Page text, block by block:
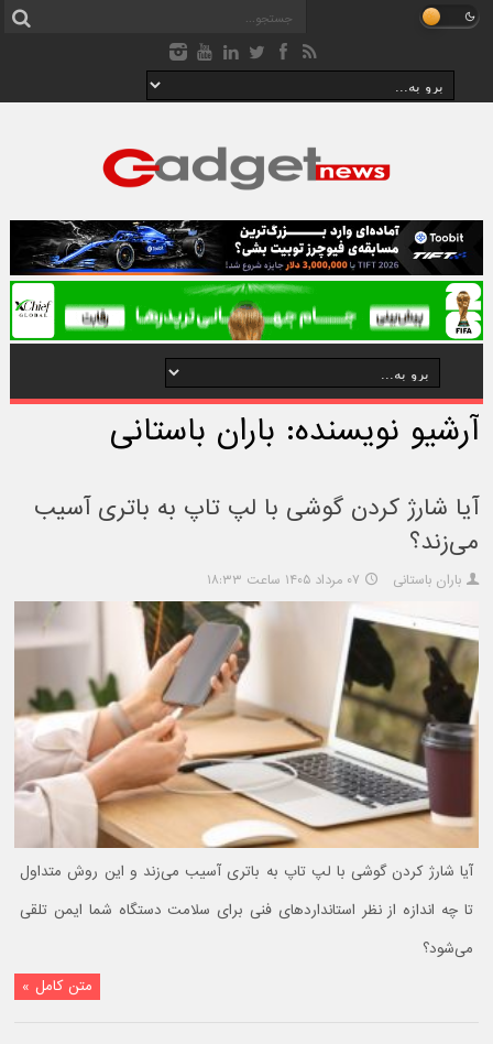
آرشیو نویسنده: باران باستانی
آیا شارژ کردن گوشی با لپ تاپ به باتری آسیب
می‌زند؟
باران باستانی ۰۷ مرداد ۱۴۰۵ ساعت ۱۸:۳۳
آیا شارژ کردن گوشی با لپ تاپ به باتری آسیب می‌زند و این روش متداول
تا چه اندازه از نظر استانداردهای فنی برای سلامت دستگاه شما ایمن تلقی
می‌شود؟
متن کامل »